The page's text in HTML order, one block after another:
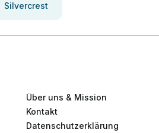
Silvercrest
Über uns & Mission
Kontakt
Datenschutzerklärung